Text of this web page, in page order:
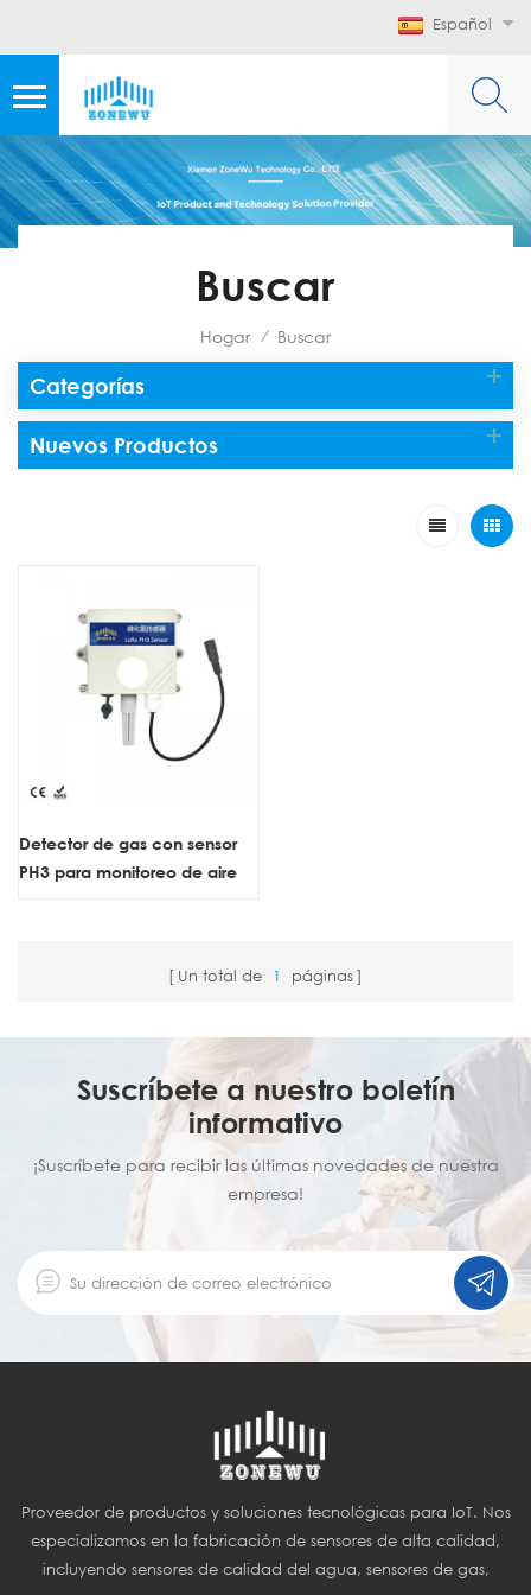
Español
Buscar
Hogar / Buscar
Categorías
Nuevos Productos
Detector de gas con sensor
PH3 para monitoreo de aire
Un total de 1 páginas
Suscríbete a nuestro boletín
informativo
¡Suscríbete para recibir las últimas novedades de nuestra
empresa!
Proveedor de productos y soluciones tecnológicas para IoT. Nos
especializamos en la fabricación de sensores de alta calidad,
incluyendo sensores de calidad del agua, sensores de gas,